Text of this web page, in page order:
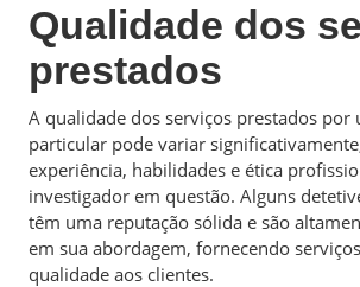
Qualidade dos
prestados
A qualidade dos serviços prestados por
particular pode variar
experiência, habilidades e ética
investigador em questão. Alguns
têm uma reputação sólida e são
em sua abordagem, fornecendo
qualidade aos clientes.